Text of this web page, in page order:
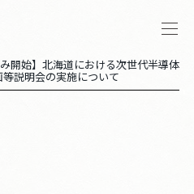
み開始】北海道における次世代半導体
説明会の実施について